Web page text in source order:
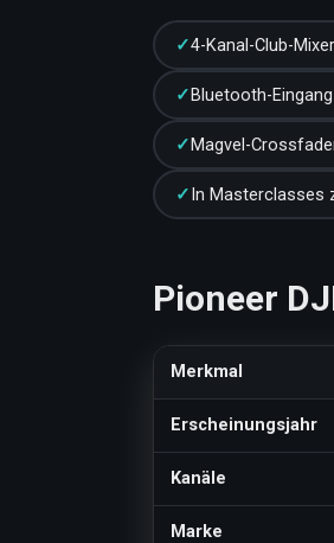
4-Kanal-Club-
Bluetooth-
Magvel-
In Masterclasses
Pioneer
Merkmal
Erscheinungsjahr
Kanäle
Marke